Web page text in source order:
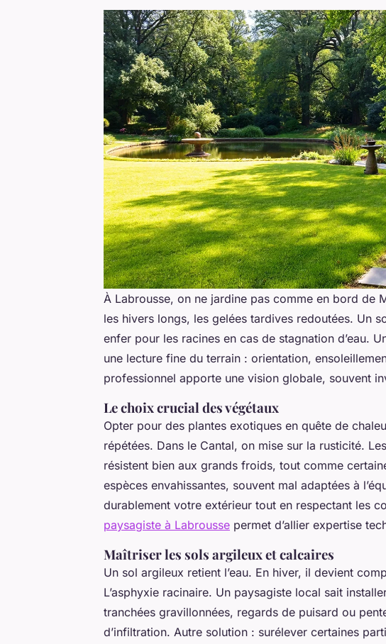
À Labrousse, on ne jardine pas comme en bord de
les hivers longs, les gelées tardives redoutées. Un
enfer pour les racines en cas de stagnation d’eau.
une lecture fine du terrain : orientation,
professionnel apporte une vision globale, souvent
Le choix crucial des végétaux
Opter pour des plantes exotiques en quête de
répétées. Dans le Cantal, on mise sur la rusticité.
résistent bien aux grands froids, tout comme
espèces envahissantes, souvent mal adaptées à
durablement votre extérieur tout en respectant les
paysagiste à Labrousse permet d’allier expertise
Maîtriser les sols argileux et calcaires
Un sol argileux retient l’eau. En hiver, il devient
L’asphyxie racinaire. Un paysagiste local sait
tranchées gravillonnées, regards de puisard ou
d’infiltration. Autre solution : surélever certaines